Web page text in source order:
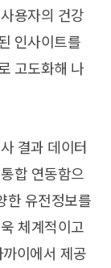
용자의 건강
인사이트를
고도화해 나
결과 데이터
합 연동함으
한 유전정보를
체계적이고
이에서 제공